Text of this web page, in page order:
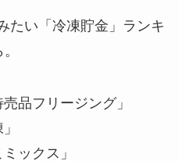
たい「冷凍貯金」ランキ
品フリージング」
ックス」